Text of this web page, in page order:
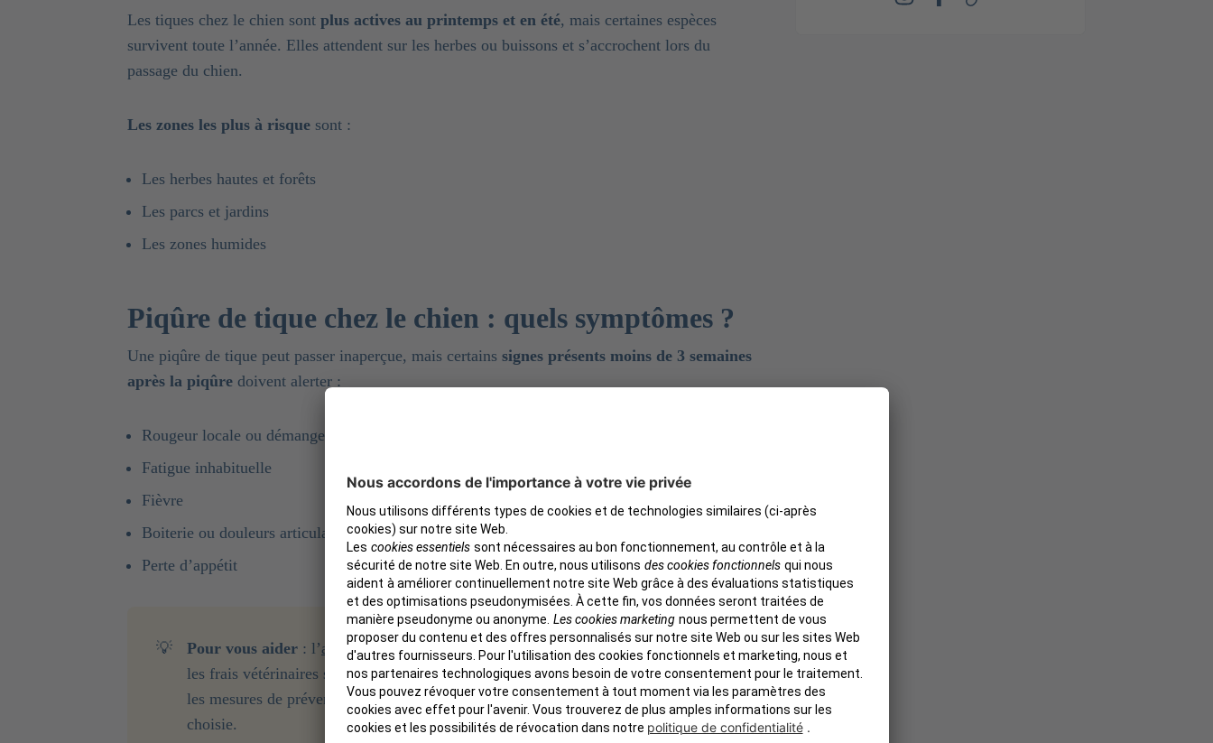
Les tiques chez le chien sont plus actives au printemps et en été, mais certaines espèces
survivent toute l’année. Elles attendent sur les herbes ou buissons et s’accrochent lors du
passage du chien.
Les zones les plus à risque sont :
Les herbes hautes et forêts
Les parcs et jardins
Les zones humides
Piqûre de tique chez le chien : quels symptômes ?
Une piqûre de tique peut passer inaperçue, mais certains signes présents moins de 3 semaines
après la piqûre doivent alerter :
Rougeur locale ou démangeaisons
Fatigue inhabituelle
Fièvre
Boiterie ou douleurs articulaires (symptômes de la maladie de Lyme)
Perte d’appétit
💡 Pour vous aider : l’assurance pour chienpatolo prend en charge non seulement
les frais vétérinaires si votre chien tombe malade à cause d’une tique, mais aussi
les mesures de prévention contre les tiques, jusqu’à 120 € par an selon la formule
choisie.